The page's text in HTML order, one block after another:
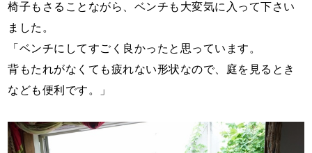
椅子もさることながら、ベンチも大変気に入って下さい
ました。
「ベンチにしてすごく良かったと思っています。
背もたれがなくても疲れない形状なので、庭を見るとき
なども便利です。」